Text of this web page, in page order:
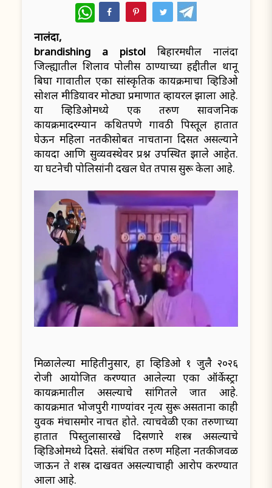
WhatsApp
नालंदा,
brandishing a pistol बिहारमधील नालंदा
जिल्ह्यातील शिलाव पोलीस ठाण्याच्या हद्दीतील थानू
बिघा गावातील एका सांस्कृतिक कार्यक्रमाचा व्हिडिओ
सोशल मीडियावर मोठ्या प्रमाणात व्हायरल झाला आहे.
या व्हिडिओमध्ये एक तरुण सार्वजनिक
कार्यक्रमादरम्यान कथितपणे गावठी पिस्तूल हातात
घेऊन महिला नर्तकीसोबत नाचताना दिसत असल्याने
कायदा आणि सुव्यवस्थेवर प्रश्न उपस्थित झाले आहेत.
या घटनेची पोलिसांनी दखल घेत तपास सुरू केला आहे.
मिळालेल्या माहितीनुसार, हा व्हिडिओ १ जुलै २०२६
रोजी आयोजित करण्यात आलेल्या एका ऑर्केस्ट्रा
कार्यक्रमातील असल्याचे सांगितले जात आहे.
कार्यक्रमात भोजपुरी गाण्यांवर नृत्य सुरू असताना काही
युवक मंचासमोर नाचत होते. त्याचवेळी एका तरुणाच्या
हातात पिस्तुलासारखे दिसणारे शस्त्र असल्याचे
व्हिडिओमध्ये दिसते. संबंधित तरुण महिला नर्तकीजवळ
जाऊन ते शस्त्र दाखवत असल्याचाही आरोप करण्यात
आला आहे.